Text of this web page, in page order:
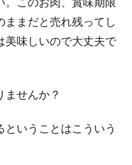
ままだと売れ残ってし
美味しいので大丈夫で
ませんか？
いうことはこういう